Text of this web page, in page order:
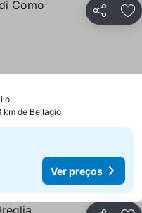
Partilhar
Ver preços
km de Bellagio
Ver preços